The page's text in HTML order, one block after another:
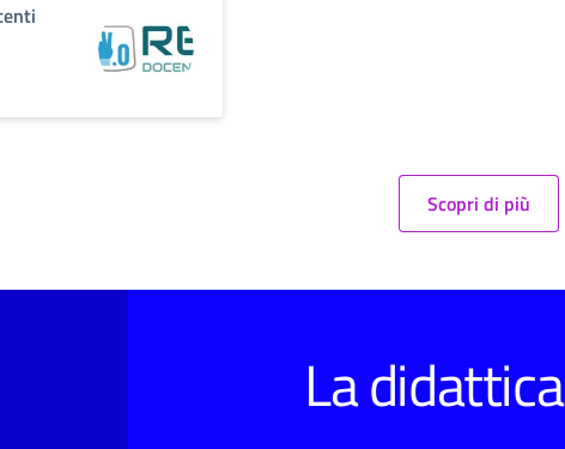
Scopri di più
La didattica